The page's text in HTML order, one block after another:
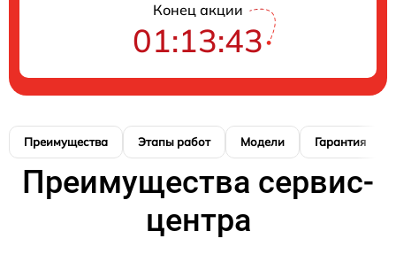
Конец акции
01:13:42
Преимущества Этапы работ Модели Гарантия
Преимущества сервис-
центра